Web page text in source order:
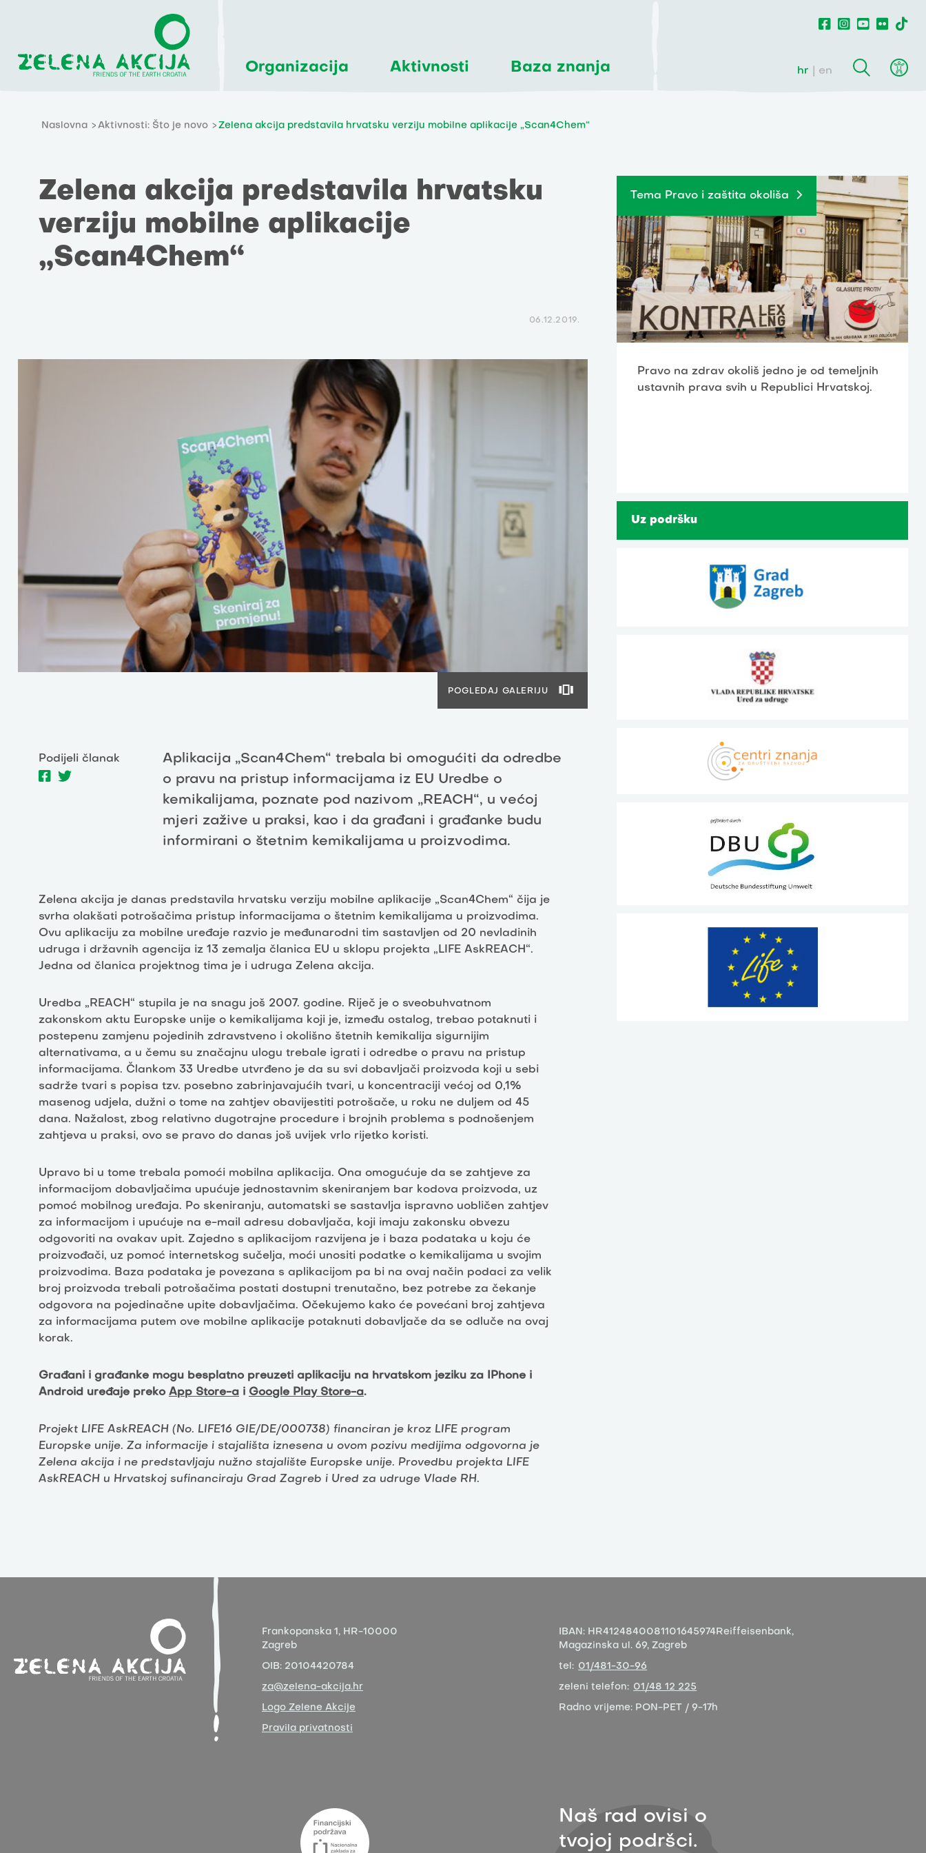
Organizacija Aktivnosti Baza znanja hr en
Naslovna Aktivnosti: Što je novo Zelena akcija predstavila hrvatsku verziju mobilne aplikacije „Scan4Chem“
Zelena akcija predstavila hrvatsku
verziju mobilne aplikacije
„Scan4Chem“
06.12.2019.
POGLEDAJ GALERIJU
Podijeli članak
Aplikacija „Scan4Chem“ trebala bi omogućiti da odredbe
o pravu na pristup informacijama iz EU Uredbe o
kemikalijama, poznate pod nazivom „REACH“, u većoj
mjeri zažive u praksi, kao i da građani i građanke budu
informirani o štetnim kemikalijama u proizvodima.
Zelena akcija je danas predstavila hrvatsku verziju mobilne aplikacije „Scan4Chem“ čija je
svrha olakšati potrošačima pristup informacijama o štetnim kemikalijama u proizvodima.
Ovu aplikaciju za mobilne uređaje razvio je međunarodni tim sastavljen od 20 nevladinih
udruga i državnih agencija iz 13 zemalja članica EU u sklopu projekta „LIFE AskREACH“.
Jedna od članica projektnog tima je i udruga Zelena akcija.
Uredba „REACH“ stupila je na snagu još 2007. godine. Riječ je o sveobuhvatnom
zakonskom aktu Europske unije o kemikalijama koji je, između ostalog, trebao potaknuti i
postepenu zamjenu pojedinih zdravstveno i okolišno štetnih kemikalija sigurnijim
alternativama, a u čemu su značajnu ulogu trebale igrati i odredbe o pravu na pristup
informacijama. Člankom 33 Uredbe utvrđeno je da su svi dobavljači proizvoda koji u sebi
sadrže tvari s popisa tzv. posebno zabrinjavajućih tvari, u koncentraciji većoj od 0,1%
masenog udjela, dužni o tome na zahtjev obavijestiti potrošače, u roku ne duljem od 45
dana. Nažalost, zbog relativno dugotrajne procedure i brojnih problema s podnošenjem
zahtjeva u praksi, ovo se pravo do danas još uvijek vrlo rijetko koristi.
Upravo bi u tome trebala pomoći mobilna aplikacija. Ona omogućuje da se zahtjeve za
informacijom dobavljačima upućuje jednostavnim skeniranjem bar kodova proizvoda, uz
pomoć mobilnog uređaja. Po skeniranju, automatski se sastavlja ispravno uobličen zahtjev
za informacijom i upućuje na e-mail adresu dobavljača, koji imaju zakonsku obvezu
odgovoriti na ovakav upit. Zajedno s aplikacijom razvijena je i baza podataka u koju će
proizvođači, uz pomoć internetskog sučelja, moći unositi podatke o kemikalijama u svojim
proizvodima. Baza podataka je povezana s aplikacijom pa bi na ovaj način podaci za velik
broj proizvoda trebali potrošačima postati dostupni trenutačno, bez potrebe za čekanje
odgovora na pojedinačne upite dobavljačima. Očekujemo kako će povećani broj zahtjeva
za informacijama putem ove mobilne aplikacije potaknuti dobavljače da se odluče na ovaj
korak.
Građani i građanke mogu besplatno preuzeti aplikaciju na hrvatskom jeziku za IPhone i
Android uređaje preko App Store-a i Google Play Store-a.
Projekt LIFE AskREACH (No. LIFE16 GIE/DE/000738) financiran je kroz LIFE program
Europske unije. Za informacije i stajališta iznesena u ovom pozivu medijima odgovorna je
Zelena akcija i ne predstavljaju nužno stajalište Europske unije. Provedbu projekta LIFE
AskREACH u Hrvatskoj sufinanciraju Grad Zagreb i Ured za udruge Vlade RH.
Tema Pravo i zaštita okoliša
Pravo na zdrav okoliš jedno je od temeljnih
ustavnih prava svih u Republici Hrvatskoj.
Uz podršku
Frankopanska 1, HR-10000
Zagreb
OIB: 20104420784
za@zelena-akcija.hr
Logo Zelene Akcije
Pravila privatnosti
IBAN: HR4124840081101645974 Reiffeisenbank,
Magazinska ul. 69, Zagreb
tel: 01/481-30-96
zeleni telefon: 01/48 12 225
Radno vrijeme: PON-PET / 9-17h
Naš rad ovisi o
tvojoj podršci.